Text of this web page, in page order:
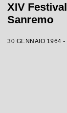
XIV
Sanremo
30 GENNAIO 1964